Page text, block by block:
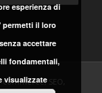
SEO,
esperienza di
permetti il loro
accettare
fondamentali,
visualizzate